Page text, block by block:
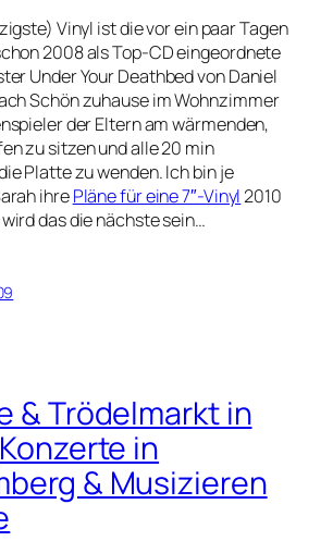
Vinyl ist die vor ein paar Tagen
2008 als Top-CD eingeordnete
Under Your Deathbed von Daniel
Schön zuhause im Wohnzimmer
der Eltern am wärmenden,
zu sitzen und alle 20 min
Platte zu wenden. Ich bin je
ihrePläne für eine 7″-Vinyl2010
das die nächste sein…
& Trödelmarkt in
in
& Musizieren